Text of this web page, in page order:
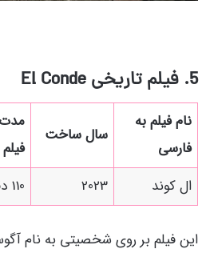
5. فیلم تاریخی El Conde
نام فیلم به
فارسی
سال ساخت
فیلم
ال کوند 2023 110 دقیقه
این فیلم بر روی شخصیتی به نام